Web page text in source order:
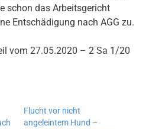
schon das Arbeitsgericht
Entschädigung nach AGG zu.
vom 27.05.2020 – 2 Sa 1/20
Flucht vor nicht
angeleintem Hund –